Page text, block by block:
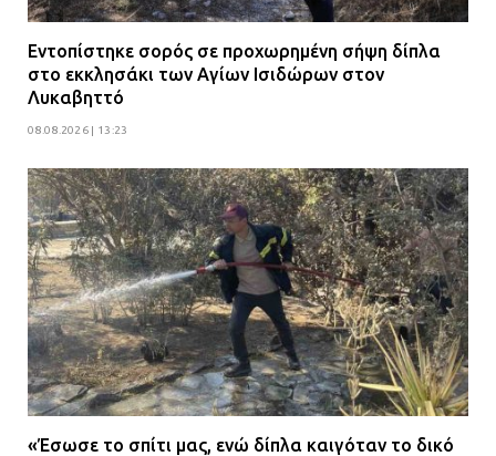
Εντοπίστηκε σορός σε προχωρημένη σήψη δίπλα
στο εκκλησάκι των Αγίων Ισιδώρων στον
Λυκαβηττό
08.08.2026 | 13:23
«Έσωσε το σπίτι μας, ενώ δίπλα καιγόταν το δικό